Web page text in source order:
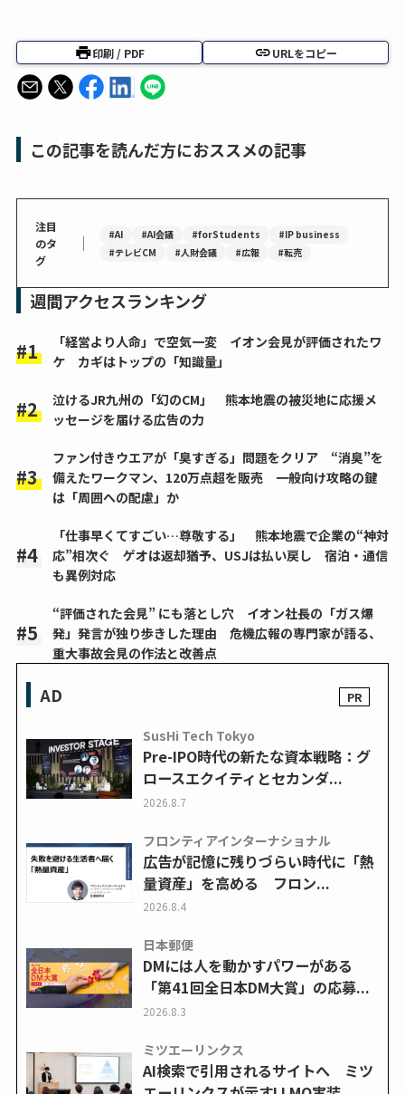
印刷 / PDF URLをコピー
この記事を読んだ方におススメの記事
注目
のタ
グ
｜ #AI #AI会議 #forStudents
#IP business
#テレビCM
#人財会議 #広報 #転売
週間アクセスランキング
「経営より人命」で空気一変 イオン会見が評価されたワ
ケ カギはトップの「知識量」
泣けるJR九州の「幻のCM」 熊本地震の被災地に応援メ
ッセージを届ける広告の力
ファン付きウエアが「臭すぎる」問題をクリア “消臭”を
備えたワークマン、120万点超を販売 一般向け攻略の鍵
は「周囲への配慮」か
「仕事早くてすごい…尊敬する」 熊本地震で企業の“神対
応”相次ぐ ゲオは返却猶予、USJは払い戻し 宿泊・通信
も異例対応
“評価された会見” にも落とし穴 イオン社長の「ガス爆
発」発言が独り歩きした理由 危機広報の専門家が語る、
重大事故会見の作法と改善点
AD
SusHi Tech Tokyo
Pre-IPO時代の新たな資本戦略：グ
ロースエクイティとセカンダ...
2026.8.7
フロンティアインターナショナル
広告が記憶に残りづらい時代に「熱
量資産」を高める フロン...
2026.8.4
日本郵便
DMには人を動かすパワーがある
「第41回全日本DM大賞」の応募...
2026.8.3
ミツエーリンクス
AI検索で引用されるサイトへ ミツ